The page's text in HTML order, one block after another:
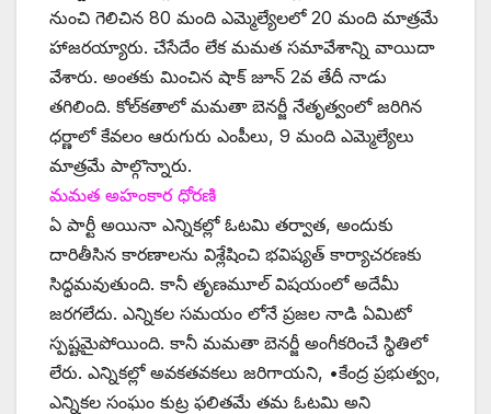
నుంచి గెలిచిన 80 మంది ఎమ్మెల్యేలలో 20 మంది మాత్రమే
హాజరయ్యారు. చేసేదేం లేక మమత సమావేశాన్ని వాయిదా
వేశారు. అంతకు మించిన షాక్‌ ‌జూన్‌ 2వ తేదీ నాడు
తగిలింది. కోల్‌కతాలో మమతా బెనర్జీ నేతృత్వంలో జరిగిన
ధర్ణాలో కేవలం ఆరుగురు ఎంపీలు, 9 మంది ఎమ్మెల్యేలు
మాత్రమే పాల్గొన్నారు.
మమత అహంకార ధోరణి
ఏ పార్టీ అయినా ఎన్నికల్లో ఓటమి తర్వాత, అందుకు
దారితీసిన కారణాలను విశ్లేషించి భవిష్యత్‌ ‌కార్యాచరణకు
సిద్ధమవుతుంది. కానీ తృణమూల్‌ ‌విషయంలో అదేమీ
జరగలేదు. ఎన్నికల సమయం లోనే ప్రజల నాడి ఏమిటో
స్పష్టమైపోయింది. కానీ మమతా బెనర్జీ అంగీకరించే స్థితిలో
లేరు. ఎన్నికల్లో అవకతవకలు జరిగాయని, •కేంద్ర ప్రభుత్వం,
ఎన్నికల సంఘం కుట్ర ఫలితమే తమ ఓటమి అని